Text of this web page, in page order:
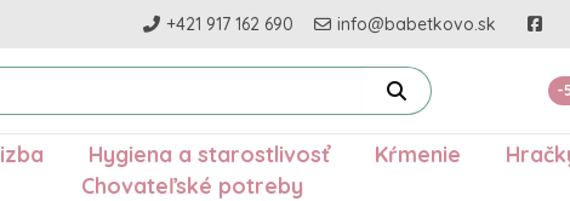
+421 917 162 690 info@babetkovo.sk
-
Hygiena a starostlivosť Kŕmenie
Chovateľské potreby